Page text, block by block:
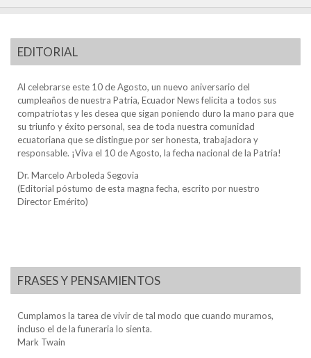
EDITORIAL
Al celebrarse este 10 de Agosto, un nuevo aniversario del
cumpleaños de nuestra Patria, Ecuador News felicita a todos sus
compatriotas y les desea que sigan poniendo duro la mano para que
su triunfo y éxito personal, sea de toda nuestra comunidad
ecuatoriana que se distingue por ser honesta, trabajadora y
responsable. ¡Viva el 10 de Agosto, la fecha nacional de la Patria!
Dr. Marcelo Arboleda Segovia
(Editorial póstumo de esta magna fecha, escrito por nuestro
Director Emérito)
FRASES Y PENSAMIENTOS
Cumplamos la tarea de vivir de tal modo que cuando muramos,
incluso el de la funeraria lo sienta.
Mark Twain